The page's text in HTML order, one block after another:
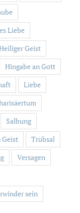
Liebe
Geist
Hingabe an Gott
Liebe
Salbung
Geist
Trübsal
Versagen
sein